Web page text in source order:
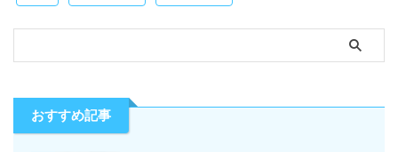
おすすめ記事